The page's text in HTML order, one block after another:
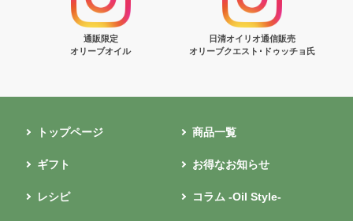
通販限定
オリーブオイル
日清オイリオ通信販売
オリーブクエスト･ドゥッチョ氏
トップページ 商品一覧
ギフト お得なお知らせ
レシピ コラム -Oil Style-